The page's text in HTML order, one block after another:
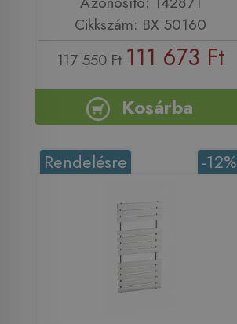
Cikkszám: BX 50160
117 550 Ft 111 673 Ft
Kosárba
-12%
Rendelésre